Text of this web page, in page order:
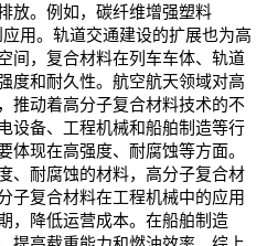
放。例如，碳纤维增强塑料
应用。轨道交通建设的扩展也为高
间，复合材料在列车车体、轨道
度和耐久性。航空航天领域对高
推动着高分子复合材料技术的不
设备、工程机械和船舶制造等行
体现在高强度、耐腐蚀等方面。
、耐腐蚀的材料，高分子复合材
子复合材料在工程机械中的应用
，降低运营成本。在船舶制造